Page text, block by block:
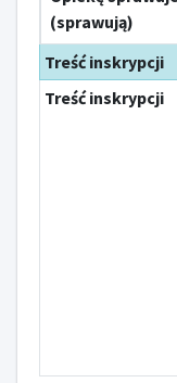
(sprawują)
Treść inskrypcji
Treść inskrypcji